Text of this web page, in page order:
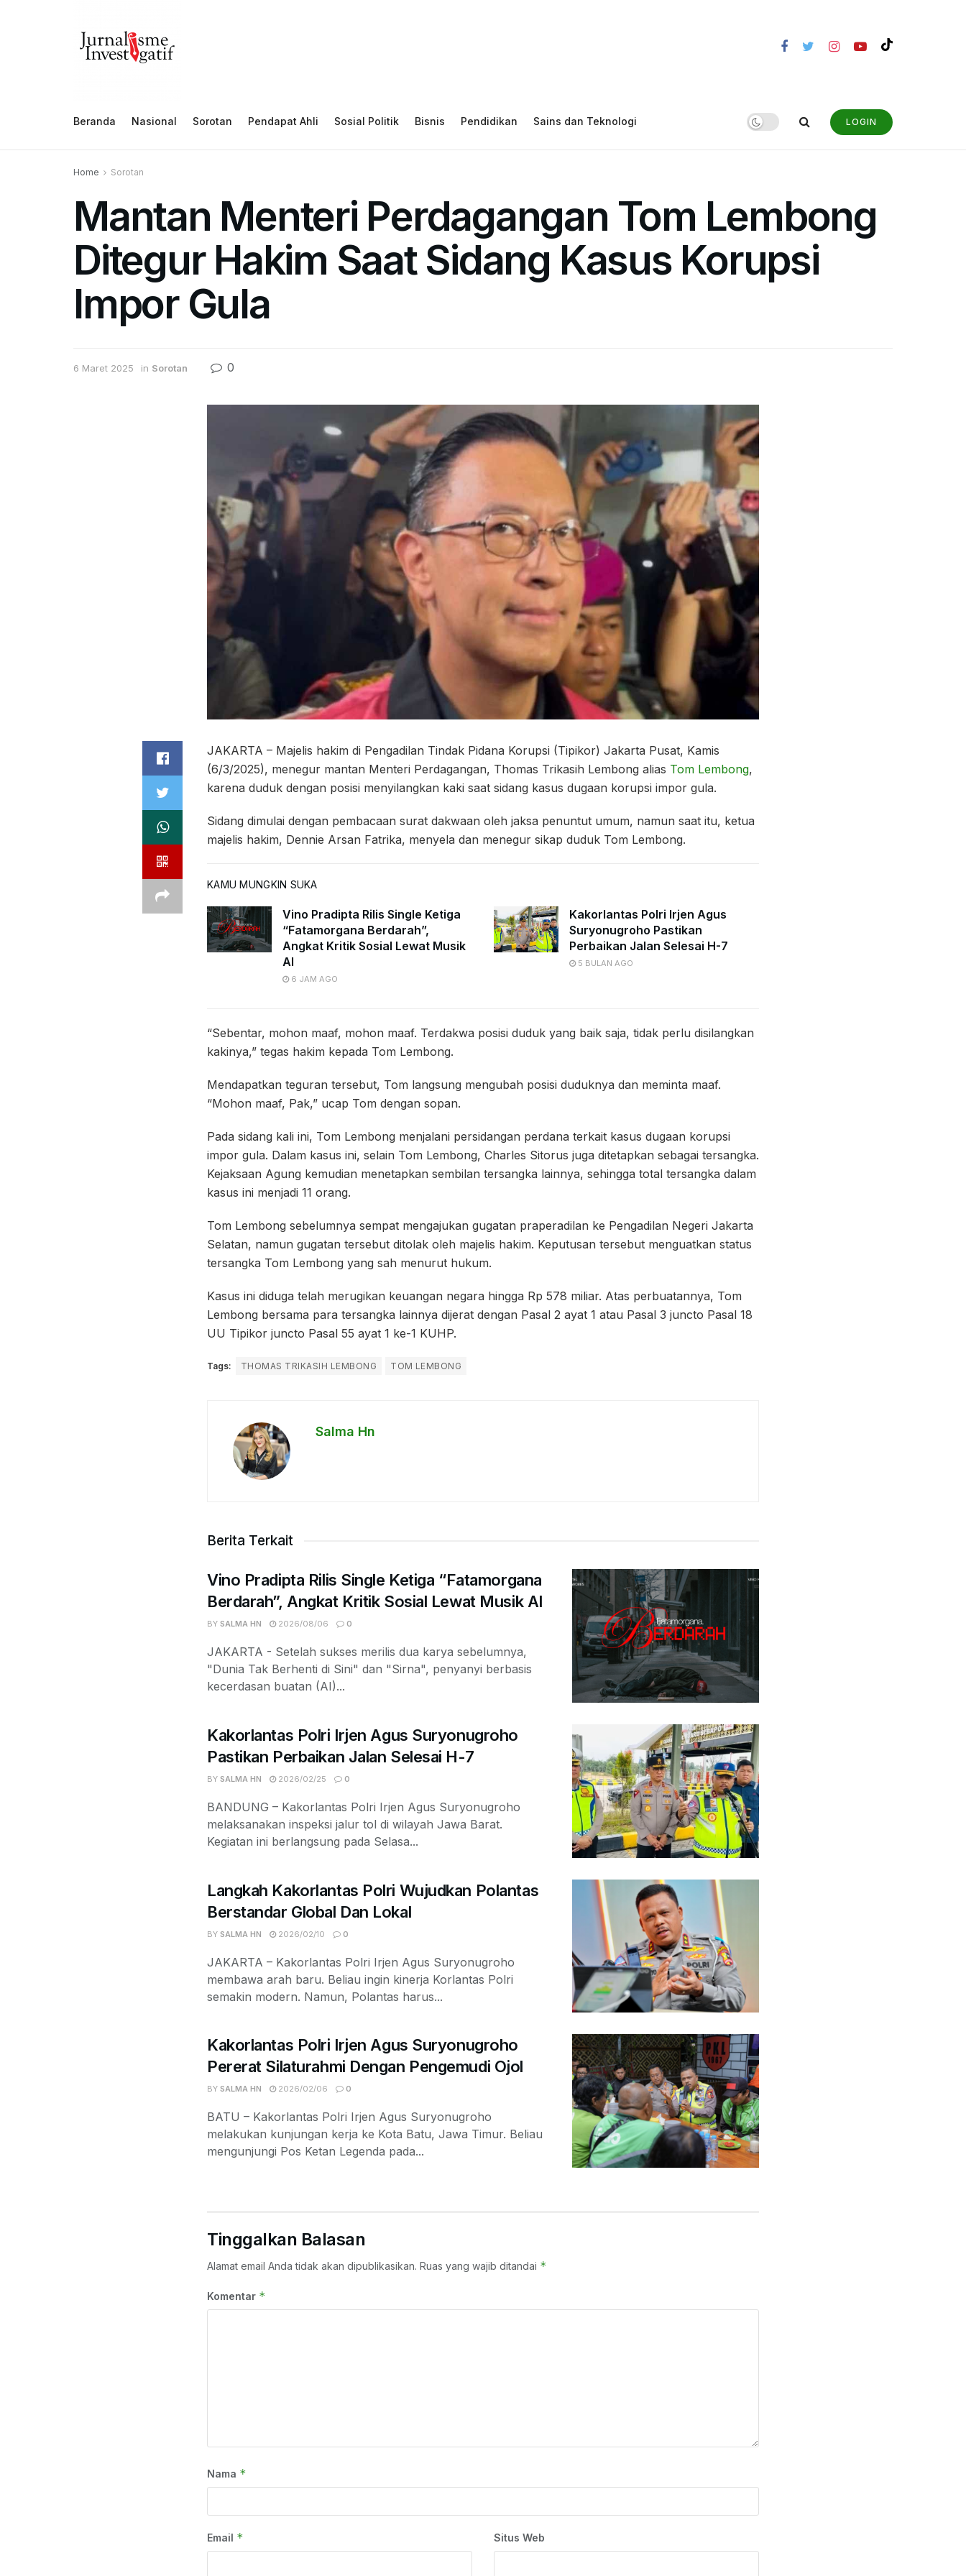
Beranda Nasional Sorotan Pendapat Ahli Sosial Politik Bisnis Pendidikan Sains dan Teknologi LOGIN
Home Sorotan
Mantan Menteri Perdagangan Tom Lembong
Ditegur Hakim Saat Sidang Kasus Korupsi
Impor Gula
6 Maret 2025 in Sorotan 0
JAKARTA – Majelis hakim di Pengadilan Tindak Pidana Korupsi (Tipikor) Jakarta Pusat, Kamis
(6/3/2025), menegur mantan Menteri Perdagangan, Thomas Trikasih Lembong alias Tom Lembong,
karena duduk dengan posisi menyilangkan kaki saat sidang kasus dugaan korupsi impor gula.
Sidang dimulai dengan pembacaan surat dakwaan oleh jaksa penuntut umum, namun saat itu, ketua
majelis hakim, Dennie Arsan Fatrika, menyela dan menegur sikap duduk Tom Lembong.
KAMU MUNGKIN SUKA
Vino Pradipta Rilis Single Ketiga
“Fatamorgana Berdarah”,
Angkat Kritik Sosial Lewat Musik
AI
6 JAM AGO
Kakorlantas Polri Irjen Agus
Suryonugroho Pastikan
Perbaikan Jalan Selesai H-7
5 BULAN AGO
“Sebentar, mohon maaf, mohon maaf. Terdakwa posisi duduk yang baik saja, tidak perlu disilangkan
kakinya,” tegas hakim kepada Tom Lembong.
Mendapatkan teguran tersebut, Tom langsung mengubah posisi duduknya dan meminta maaf.
“Mohon maaf, Pak,” ucap Tom dengan sopan.
Pada sidang kali ini, Tom Lembong menjalani persidangan perdana terkait kasus dugaan korupsi
impor gula. Dalam kasus ini, selain Tom Lembong, Charles Sitorus juga ditetapkan sebagai tersangka.
Kejaksaan Agung kemudian menetapkan sembilan tersangka lainnya, sehingga total tersangka dalam
kasus ini menjadi 11 orang.
Tom Lembong sebelumnya sempat mengajukan gugatan praperadilan ke Pengadilan Negeri Jakarta
Selatan, namun gugatan tersebut ditolak oleh majelis hakim. Keputusan tersebut menguatkan status
tersangka Tom Lembong yang sah menurut hukum.
Kasus ini diduga telah merugikan keuangan negara hingga Rp 578 miliar. Atas perbuatannya, Tom
Lembong bersama para tersangka lainnya dijerat dengan Pasal 2 ayat 1 atau Pasal 3 juncto Pasal 18
UU Tipikor juncto Pasal 55 ayat 1 ke-1 KUHP.
Tags: THOMAS TRIKASIH LEMBONG TOM LEMBONG
Salma Hn
Berita Terkait
Vino Pradipta Rilis Single Ketiga “Fatamorgana
Berdarah”, Angkat Kritik Sosial Lewat Musik AI
BY SALMA HN 2026/08/06 0
JAKARTA - Setelah sukses merilis dua karya sebelumnya,
"Dunia Tak Berhenti di Sini" dan "Sirna", penyanyi berbasis
kecerdasan buatan (AI)...
Kakorlantas Polri Irjen Agus Suryonugroho
Pastikan Perbaikan Jalan Selesai H-7
BY SALMA HN 2026/02/25 0
BANDUNG – Kakorlantas Polri Irjen Agus Suryonugroho
melaksanakan inspeksi jalur tol di wilayah Jawa Barat.
Kegiatan ini berlangsung pada Selasa...
Langkah Kakorlantas Polri Wujudkan Polantas
Berstandar Global Dan Lokal
BY SALMA HN 2026/02/10 0
JAKARTA – Kakorlantas Polri Irjen Agus Suryonugroho
membawa arah baru. Beliau ingin kinerja Korlantas Polri
semakin modern. Namun, Polantas harus...
Kakorlantas Polri Irjen Agus Suryonugroho
Pererat Silaturahmi Dengan Pengemudi Ojol
BY SALMA HN 2026/02/06 0
BATU – Kakorlantas Polri Irjen Agus Suryonugroho
melakukan kunjungan kerja ke Kota Batu, Jawa Timur. Beliau
mengunjungi Pos Ketan Legenda pada...
Tinggalkan Balasan
Alamat email Anda tidak akan dipublikasikan. Ruas yang wajib ditandai *
Komentar *
Nama *
Email * Situs Web